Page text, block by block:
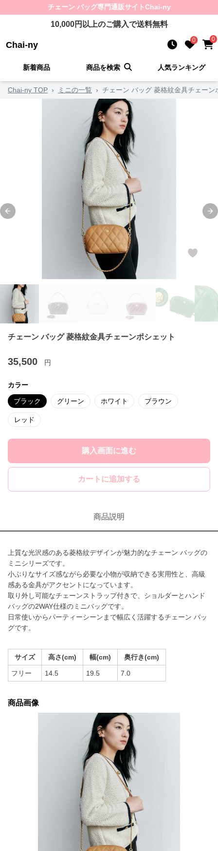
チェーン バッグ専門通販サイトChai-ny
10,000円以上のご購入で送料無料
Chai-ny 0 0
新着商品 商品を検索 人気ランキング
Chai-ny TOP › ミニの一覧 › チェーン バッグ 菱格紋金具チェーン
Previous slide
チェーン バッグ 菱格紋金具チェーンポシェット
35,500 円
カラー
ブラック グリーン ホワイト ブラウン
レッド
購入画面に進む
カートに追加する
商品説明
上質な光沢感のある菱格紋デザインが魅力的なチェーン バッグの
ミニシリーズです。
小ぶりなサイズ感ながら必要な小物が収納できる実用性と、高級
感ある金具がアクセントになっています。
取り外し可能なチェーンストラップ付きで、ショルダーとハンド
バッグの2WAY仕様のミニバッグです。
日常使いからパーティーシーンまで幅広く活躍するチェーン バッ
グです。
サイズ 高さ(cm) 幅(cm) 奥行き(cm)
フリー 14.5 19.5 7.0
商品画像